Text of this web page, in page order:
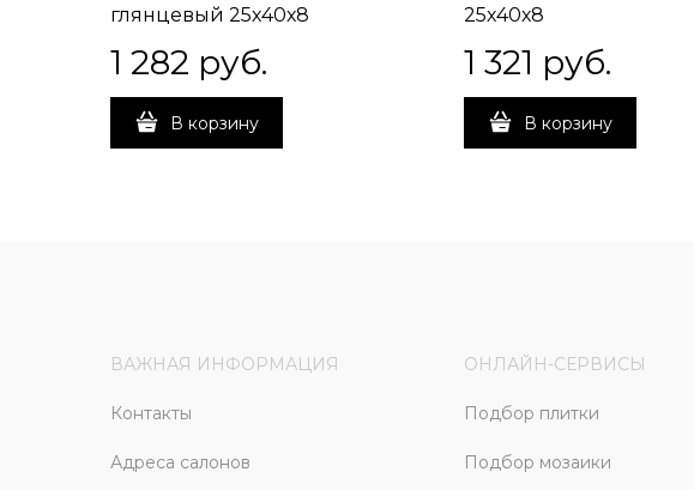
глянцевый 25х40х8
1 282 руб.
В корзину
25х40х8
1 321 руб.
В корзину
ВАЖНАЯ ИНФОРМАЦИЯ
Контакты
Адреса салонов
ОНЛАЙН-СЕРВИСЫ
Подбор плитки
Подбор мозаики